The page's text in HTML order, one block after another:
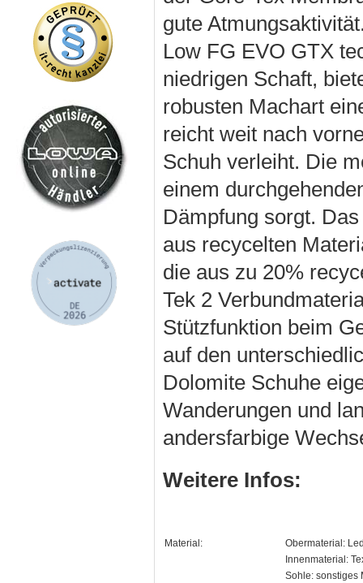
gute
Low FG EVO GTX
niedrigen Schaft,
robusten Machart
reicht weit nach
Schuh verleiht. Die
einem
Dämpfung sorgt.
aus recycelten
die aus zu 20%
Tek 2
Stützfunktion beim
auf den
Dolomite Schuhe
Wanderungen und
andersfarbige
Weitere Infos:
Material:
Obermaterial:
Innenmaterial:
Sohle: sonstiges